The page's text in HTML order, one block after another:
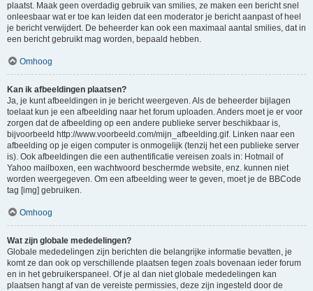
plaatst. Maak geen overdadig gebruik van smilies, ze maken een bericht snel
onleesbaar wat er toe kan leiden dat een moderator je bericht aanpast of heel
je bericht verwijdert. De beheerder kan ook een maximaal aantal smilies, dat in
een bericht gebruikt mag worden, bepaald hebben.
Omhoog
Kan ik afbeeldingen plaatsen?
Ja, je kunt afbeeldingen in je bericht weergeven. Als de beheerder bijlagen
toelaat kun je een afbeelding naar het forum uploaden. Anders moet je er voor
zorgen dat de afbeelding op een andere publieke server beschikbaar is,
bijvoorbeeld http://www.voorbeeld.com/mijn_afbeelding.gif. Linken naar een
afbeelding op je eigen computer is onmogelijk (tenzij het een publieke server
is). Ook afbeeldingen die een authentificatie vereisen zoals in: Hotmail of
Yahoo mailboxen, een wachtwoord beschermde website, enz. kunnen niet
worden weergegeven. Om een afbeelding weer te geven, moet je de BBCode
tag [img] gebruiken.
Omhoog
Wat zijn globale mededelingen?
Globale mededelingen zijn berichten die belangrijke informatie bevatten, je
komt ze dan ook op verschillende plaatsen tegen zoals bovenaan ieder forum
en in het gebruikerspaneel. Of je al dan niet globale mededelingen kan
plaatsen hangt af van de vereiste permissies, deze zijn ingesteld door de